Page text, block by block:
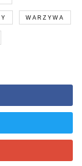
WARZYWA